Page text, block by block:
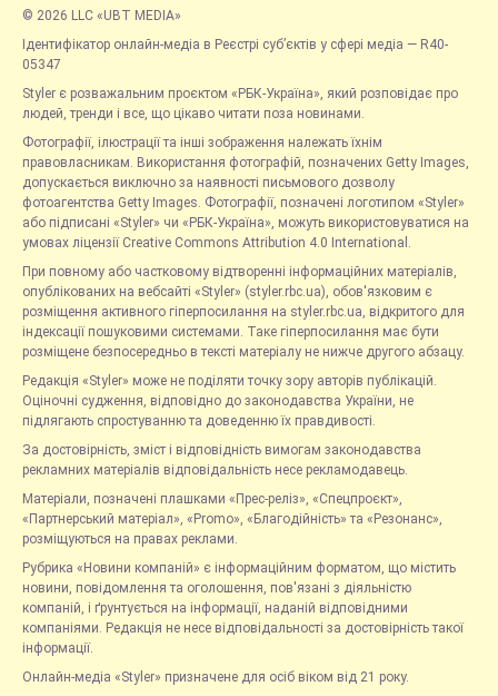
© 2026 LLC «UBT MEDIA»
Ідентифікатор онлайн-медіа в Реєстрі суб’єктів у сфері медіа — R40-
05347
Styler є розважальним проєктом «РБК-Україна», який розповідає про
людей, тренди і все, що цікаво читати поза новинами.
Фотографії, ілюстрації та інші зображення належать їхнім
правовласникам. Використання фотографій, позначених Getty Images,
допускається виключно за наявності письмового дозволу
фотоагентства Getty Images. Фотографії, позначені логотипом «Styler»
або підписані «Styler» чи «РБК-Україна», можуть використовуватися на
умовах ліцензії Creative Commons Attribution 4.0 International.
При повному або частковому відтворенні інформаційних матеріалів,
опублікованих на вебсайті «Styler» (styler.rbc.ua), обов'язковим є
розміщення активного гіперпосилання на styler.rbc.ua, відкритого для
індексації пошуковими системами. Таке гіперпосилання має бути
розміщене безпосередньо в тексті матеріалу не нижче другого абзацу.
Редакція «Styler» може не поділяти точку зору авторів публікацій.
Оціночні судження, відповідно до законодавства України, не
підлягають спростуванню та доведенню їх правдивості.
За достовірність, зміст і відповідність вимогам законодавства
рекламних матеріалів відповідальність несе рекламодавець.
Матеріали, позначені плашками «Прес-реліз», «Спецпроєкт»,
«Партнерський матеріал», «Promo», «Благодійність» та «Резонанс»,
розміщуються на правах реклами.
Рубрика «Новини компаній» є інформаційним форматом, що містить
новини, повідомлення та оголошення, пов'язані з діяльністю
компаній, і ґрунтується на інформації, наданій відповідними
компаніями. Редакція не несе відповідальності за достовірність такої
інформації.
Онлайн-медіа «Styler» призначене для осіб віком від 21 року.